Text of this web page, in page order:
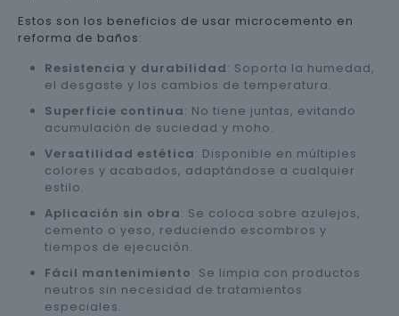
Estos son los beneficios de usar microcemento en
reforma de baños:
Resistencia y durabilidad: Soporta la humedad,
el desgaste y los cambios de temperatura.
Superficie continua: No tiene juntas, evitando
acumulación de suciedad y moho.
Versatilidad estética: Disponible en múltiples
colores y acabados, adaptándose a cualquier
estilo.
Aplicación sin obra: Se coloca sobre azulejos,
cemento o yeso, reduciendo escombros y
tiempos de ejecución.
Fácil mantenimiento: Se limpia con productos
neutros sin necesidad de tratamientos
especiales.